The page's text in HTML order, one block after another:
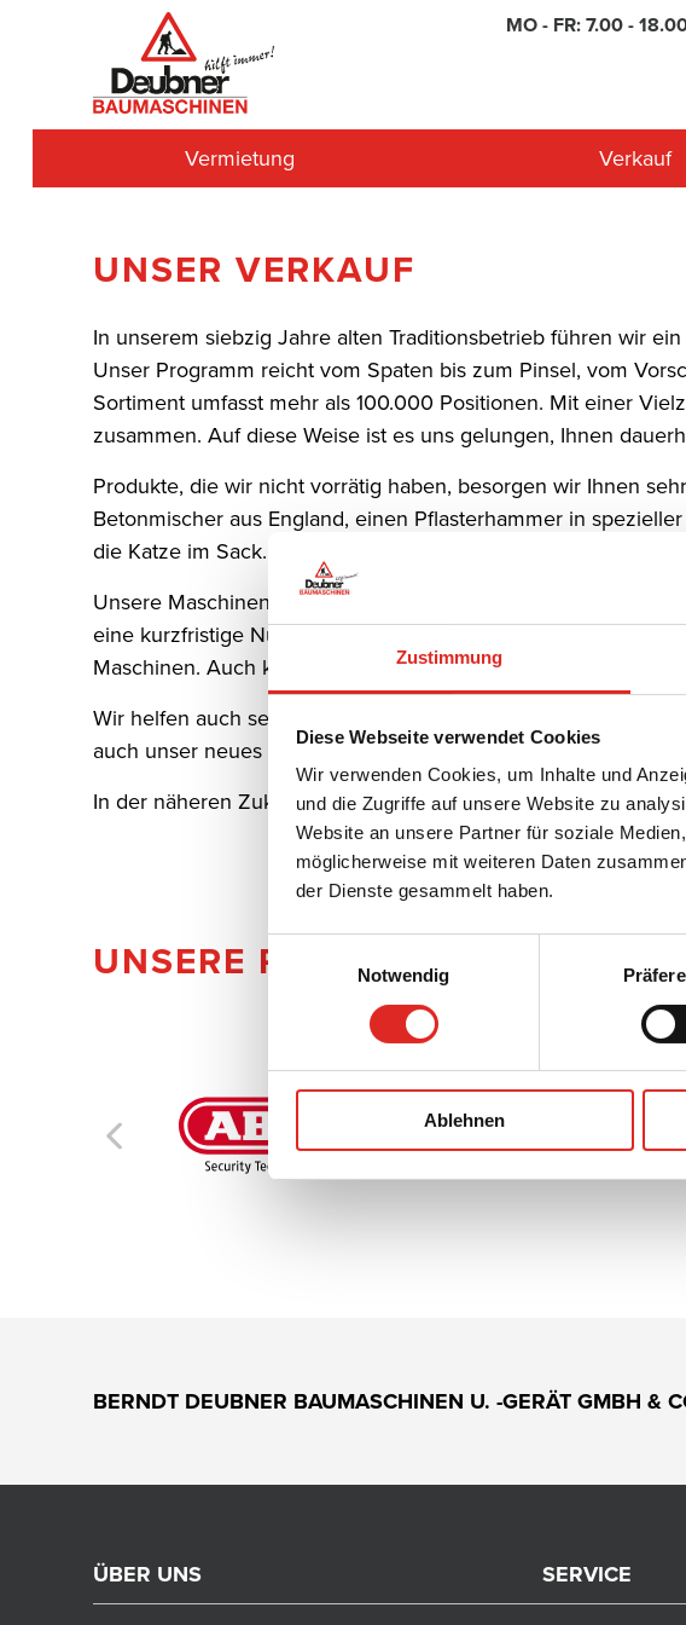
Zustimmung
Diese Webseite verwendet Cookies
Wir verwenden Cookies, um Inhalte und
und die Zugriffe auf unsere Website zu
Website an unsere Partner für soziale
möglicherweise mit weiteren Daten
der Dienste gesammelt haben.
Einwilligungsauswahl
Notwendig
Ablehnen
MO - FR: 7.00 -
Vermietung
Erdbewegung
Mauerwerksbau
Gerüste und
Arbeitsbühnen
Bohrgeräte
Kanal, Reinigung und Installation
Verputztechnik
Fußbodensanierung
Schleifmittel
Garten und Landschaftsbau
Verkauf
Gebrauchtgeräte
Downloads
UNSER VERKAUF
In unserem siebzig Jahre alten Traditionsbetrieb führen wir
Unser Programm reicht vom Spaten bis zum Pinsel, vom
Sortiment umfasst mehr als 100.000 Positionen. Mit einer
zusammen. Auf diese Weise ist es uns gelungen, Ihnen
Produkte, die wir nicht vorrätig haben, besorgen wir Ihnen
Betonmischer aus England, einen Pflasterhammer in
die Katze im Sack.
Unsere Maschinen und Geräte können Sie darüber hinaus in
eine kurzfristige Nutzung als Vorführung und die Miete für
Maschinen. Auch können Sie eine Maschine nach längerer
Wir helfen auch sehr gerne mit Rat und Tat, wenn Sie
auch unser neues Tool oben rechts benutzen.
In der näheren Zukunft werden Sie unser Verkaufssortiment
UNSERE PARTNER
BERNDT DEUBNER BAUMASCHINEN U. -GERÄT GMBH &
ÜBER UNS
SERVICE